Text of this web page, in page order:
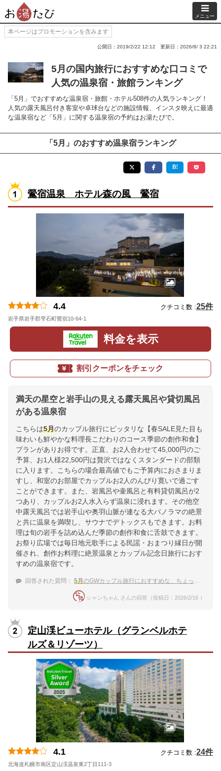
メニュー
本ページはプロモーションを含みます
公開日：2019/2/22 12:12 更新日：2026/8/ 3 22:21
5月の国内旅行におすすめな口コミで
人気の温泉宿・旅館ランキング
「5月」でおすすめな温泉宿・旅館・ホテル508件の人気ランキング！
人気の露天風呂付き客室や卓球台などの施設情報、インスタ映えに最適
な温泉宿など「5月」に関する温泉宿の予約はお湯たびで。
「5月」のおすすめ温泉宿ランキング
鶯宿温泉 ホテル森の風 鶯宿
4.4 クチコミ数 :25件
岩手県岩手郡雫石町鶯宿10-64-1
料金を表示
割引クーポンをチェック
満天の星空と岩手山の見える露天風呂や貸切風呂
がある温泉宿
こちらは5月のカップル旅行にピッタリな【春SALE見た目も
味わいも鮮やかな料理長こだわりのコース季節の創作和食】
プランがありお得です。正直、お2人合わせて45,000円のご
予算、お1人様22,500円は贅沢ではなくスタンダードの部類
に入ります。こちらの場合最高値でもご予算内におさまりま
すし、和室のお部屋でカップルお2人のんびり寛いで過ごす
ことができます。また、岩風呂や壷風呂と有料貸切風呂が2
つあり、カップルお2人水入らず温泉に浸れます。その他空
中露天風呂では岩手山や奥羽山脈が連なる大パノラマの絶景
と共に温泉を満喫し、サウナでデトックスもできます。お料
理は旬の岩手を詰め込んだ季節の創作和食に舌鼓できます。
お祭り広場では毎日地元歌手による民謡・おまつり縁日が開
催され、創作お料理に絶景温泉とカップル記念日旅行におす
すめの温泉宿です。
回答された質問： 5月のGWカップル旅行におすすめな、ちょっと贅沢な鶯宿温泉の宿を教えてください。
シャンちゃん さんの回答（投稿日：2026/2/16 ）
定山渓ビューホテル（グランベルホテ
ルズ＆リゾーツ）
4.1 クチコミ数 :24件
北海道札幌市南区定山渓温泉東2丁目111-3